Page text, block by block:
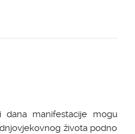
dana manifestacije mogu
života podno